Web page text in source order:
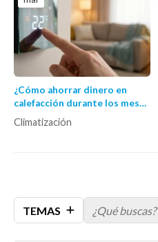
TEMAS
¿Cómo ahorrar dinero en
calefacción durante los meses
fríos?
Climatización